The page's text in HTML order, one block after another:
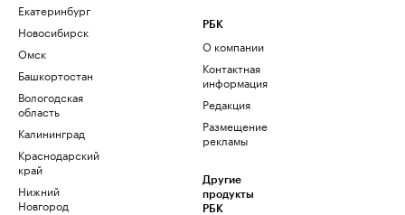
Екатеринбург
Новосибирск
Омск
Башкортостан
Вологодская
область
Калининград
Краснодарский
край
Нижний
Новгород
РБК
О компании
Контактная
информация
Редакция
Размещение
рекламы
Другие
продукты
РБК